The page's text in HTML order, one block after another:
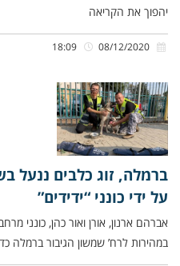
יהפוך את הקריאה
ברמלה, זוג כלבים ננעל
על ידי כונני “ידידים”
אברהם ארנון, אורן ואור כהן, כונני
במהירות לרח’ שמשון הגיבור ברמלה